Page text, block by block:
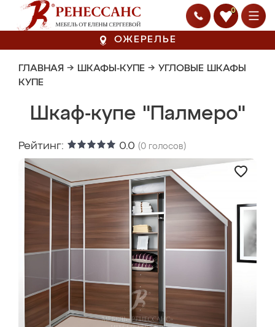
0
ОЖЕРЕЛЬЕ
ГЛАВНАЯ → ШКАФЫ-КУПЕ → УГЛОВЫЕ ШКАФЫ
КУПЕ
Шкаф-купе "Палмеро"
Рейтинг: 0.0 (0 голосов)